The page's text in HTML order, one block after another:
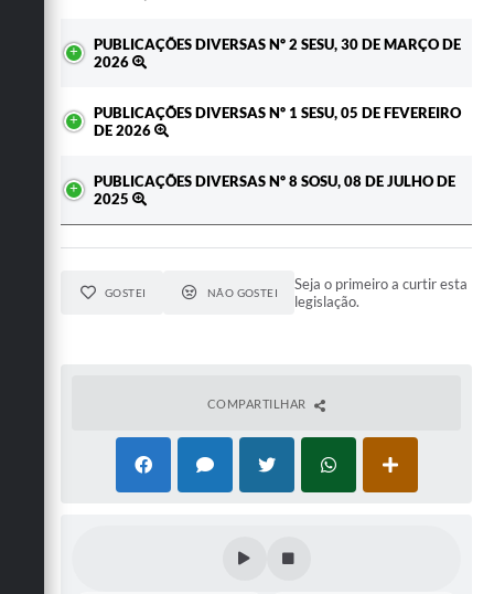
PUBLICAÇÕES DIVERSAS Nº 2 SESU, 30 DE MARÇO DE
2026
PUBLICAÇÕES DIVERSAS Nº 1 SESU, 05 DE FEVEREIRO
DE 2026
PUBLICAÇÕES DIVERSAS Nº 8 SOSU, 08 DE JULHO DE
2025
GOSTEI NÃO GOSTEI
Seja o primeiro a curtir esta
legislação.
COMPARTILHAR